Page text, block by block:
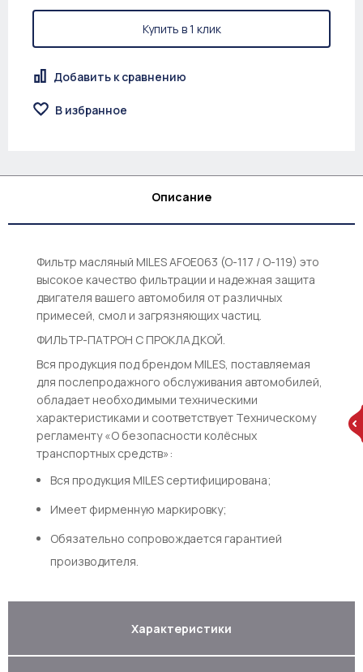
Купить в 1 клик
Добавить к сравнению
В избранное
Описание
Фильтр масляный MILES AFOE063 (O-117 / O-119) это
высокое качество фильтрации и надежная защита
двигателя вашего автомобиля от различных
примесей, смол и загрязняющих частиц.
ФИЛЬТР-ПАТРОН С ПРОКЛАДКОЙ.
Вся продукция под брендом MILES, поставляемая
для послепродажного обслуживания автомобилей,
обладает необходимыми техническими
характеристиками и соответствует Техническому
регламенту «О безопасности колёсных
транспортных средств»:
Вся продукция MILES сертифицирована;
Имеет фирменную маркировку;
Обязательно сопровождается гарантией
производителя.
Характеристики